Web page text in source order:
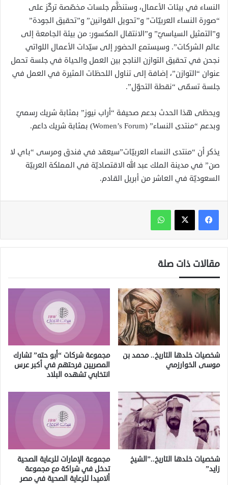
النساء في بيئات الأعمال، وستنظَّم جلسات مخصّصة تركّز على
“صورة النساء العربيّات” و”تحويل القوانين” و”تحقيق الجودة”
و”التمثيل السياسيّ” و”الانتقال المكسور: من بيئة الجامعة إلى
عالم الشركات”. وسيستمع الحضور إلى سيّدات الأعمال اللواتي
نجحن في تحقيق التوازن الناجح بين العمل والحياة في جلسة تحمل
عنوان “التوازن”، إضافة إلى تناول اللحظات المثيرة في العمل في
جلسة تسمّى “نقطة التحوّل”.
ويحظى هذا الحدث بدعم صحيفة “أراب نيوز” بمثابة شريك رسميّ
وبدعم “منتدى النساء” (Women’s Forum) بمثابة شريك داعم.
يذكر أن “منتدى النساء العربيّات”سيعقد في فندق ومرسى “باي لا
صن” في مدينة الملك عبد الله الاقتصاديّة في المملكة العربيّة
السعوديّة في العاشر من أبريل القادم.
واتساب
مقالات ذات صلة
شخصيات خلدها التاريخ.. محمد بن
موسى الخوارزمي
مجموعة شركات “أبو حته” تشارك
المصريين فرحتهم في أكبر عرس
انتخابي تشهده البلاد
شخصيات خلدها التاريخ..”الشيخ
زايد”
مجموعة الإمارات للرعاية الصحية
تدخل في شراكة مع مجموعة
ألاميدا للرعاية الصحية في مصر